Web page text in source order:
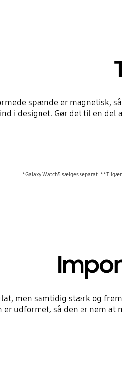
spænde er magnetisk,
i designet. Gør det til en del
*Galaxy Watch5 sælges separat.
men samtidig stærk og
er udformet, så den er nem